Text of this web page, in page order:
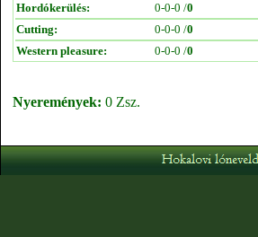
Hordókerülés:
0-0-0 /0
Cutting:
0-0-0 /0
Western pleasure:
0-0-0 /0
Nyeremények: 0 Zsz.